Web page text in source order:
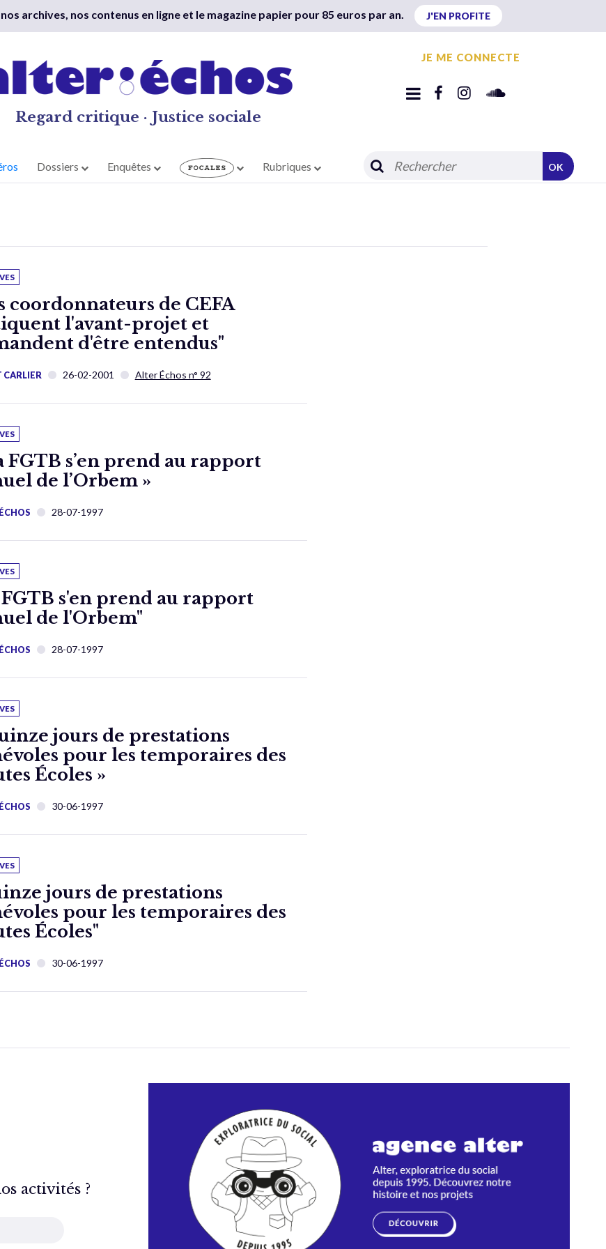
archives, nos contenus en ligne et le magazine papier pour 85 euros par an. J'EN PROFITE
Regard critique · Justice sociale
JE ME CONNECTE
Dossiers Enquêtes Rubriques OK
coordonnateurs de CEFA
l'avant-projet et
d'être entendus"
CARLIER 26-02-2001 Alter Échos n° 92
FGTB s’en prend au rapport
de l’Orbem »
28-07-1997
FGTB s'en prend au rapport
de l'Orbem"
28-07-1997
jours de prestations
pour les temporaires des
Écoles »
30-06-1997
jours de prestations
pour les temporaires des
Écoles"
30-06-1997
activités ?